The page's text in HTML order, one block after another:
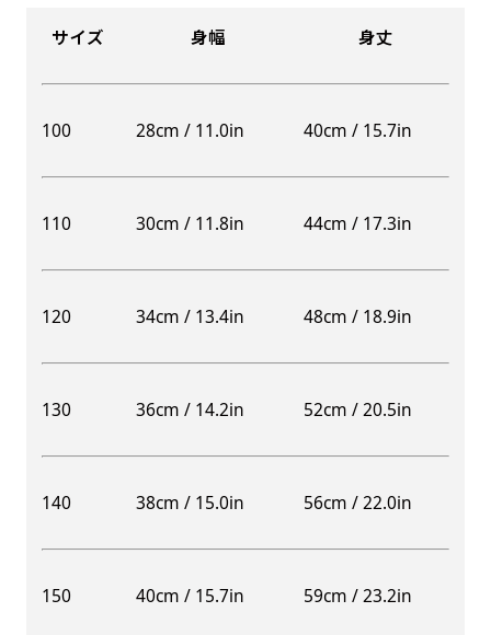
サイズ 身幅 身丈
100 28cm / 11.0in 40cm / 15.7in
110 30cm / 11.8in 44cm / 17.3in
120 34cm / 13.4in 48cm / 18.9in
130 36cm / 14.2in 52cm / 20.5in
140 38cm / 15.0in 56cm / 22.0in
150 40cm / 15.7in 59cm / 23.2in